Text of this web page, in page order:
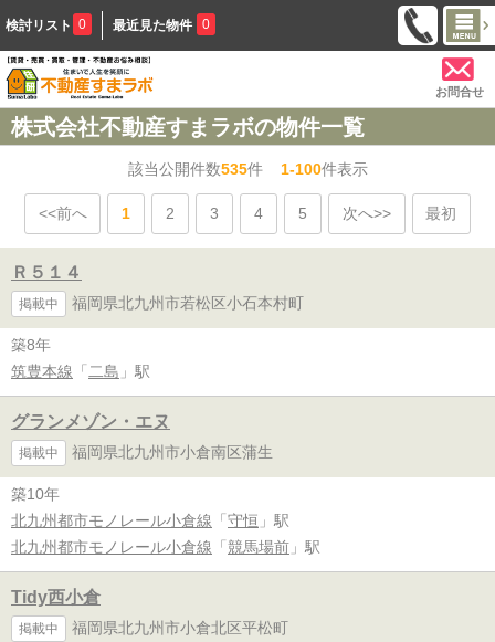
検討リスト 0 最近見た物件 0
お問合せ
株式会社不動産すまラボの物件一覧
該当公開件数535件1-100件表示
<<前へ 1 2 3 4 5 次へ>> 最初
Ｒ５１４
掲載中 福岡県北九州市若松区小石本村町
築8年
筑豊本線 「 二島 」駅
グランメゾン・エヌ
掲載中 福岡県北九州市小倉南区蒲生
築10年
北九州都市モノレール小倉線 「 守恒 」駅
北九州都市モノレール小倉線 「 競馬場前 」駅
Tidy西小倉
掲載中 福岡県北九州市小倉北区平松町